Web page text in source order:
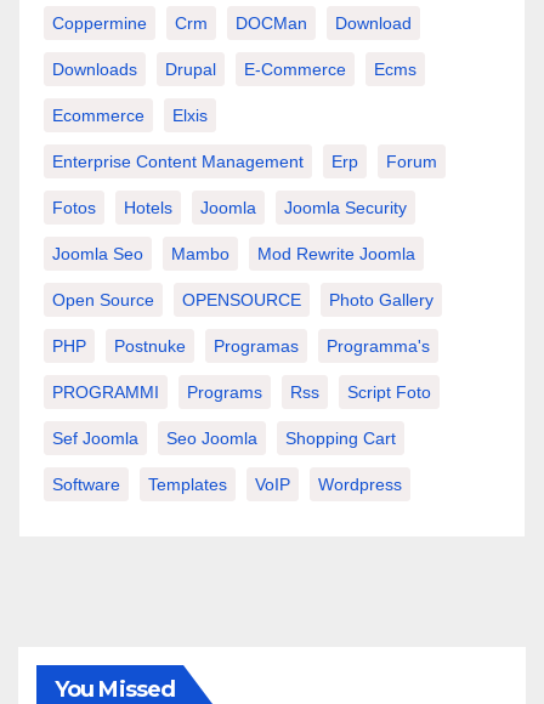
Coppermine Crm DOCMan Download
Downloads Drupal E-Commerce Ecms
Ecommerce Elxis
Enterprise Content Management Erp Forum
Fotos Hotels Joomla Joomla Security
Joomla Seo Mambo Mod Rewrite Joomla
Open Source OPENSOURCE Photo Gallery
PHP Postnuke Programas Programma's
PROGRAMMI Programs Rss Script Foto
Sef Joomla Seo Joomla Shopping Cart
Software Templates VoIP Wordpress
You Missed